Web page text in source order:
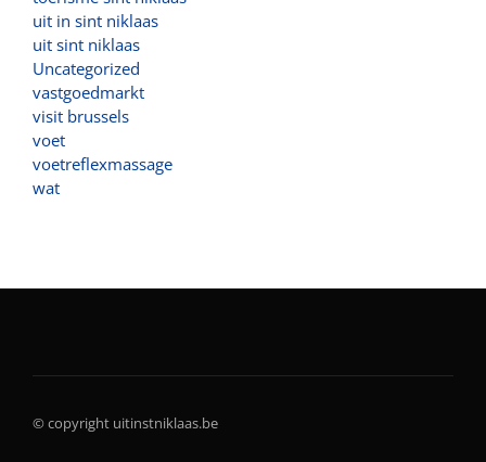
uit in sint niklaas
uit sint niklaas
Uncategorized
vastgoedmarkt
visit brussels
voet
voetreflexmassage
wat
© copyright uitinstniklaas.be